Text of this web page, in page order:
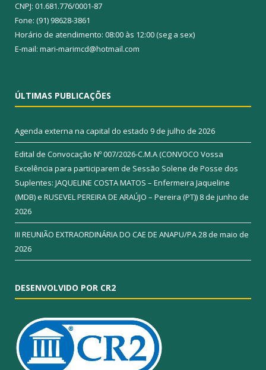
CNPJ: 01.681.776/0001-87
Fone: (91) 98628-3861
Horário de atendimento: 08:00 às 12:00 (seg a sex)
E-mail: mari-marimcd@hotmail.com
ÚLTIMAS PUBLICAÇÕES
Agenda externa na capital do estado 9 de julho de 2026
Edital de Convocação Nº 007/2026-C.M.A (CONVOCO Vossa
Excelência para participarem de Sessão Solene de Posse dos
Suplentes: JAQUELINE COSTA MATOS – Enfermeira Jaqueline
(MDB) e RUSEVEL PEREIRA DE ARAÚJO – Pereira (PT)) 8 de junho de
2026
III REUNIÃO EXTRAORDINÁRIA DO CAE DE ANAPU/PA28 de maio de
2026
DESENVOLVIDO POR CR2